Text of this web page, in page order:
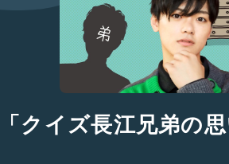
クイズ長江兄弟の思